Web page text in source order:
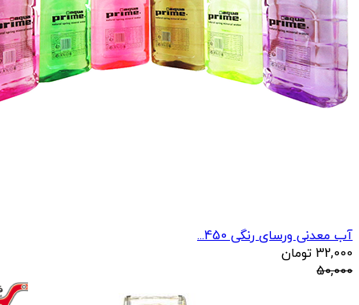
آب معدنی ورسای رنگی 450...
32,000 تومان
50,000